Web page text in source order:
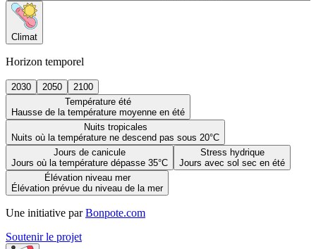
Climat
Horizon temporel
2030 2050
2100
Température été
Hausse de la température moyenne en été
Nuits tropicales
Nuits où la température ne descend pas sous 20°C
Jours de canicule
Jours où la température dépasse 35°C
Stress hydrique
Jours avec sol sec en été
Élévation niveau mer
Élévation prévue du niveau de la mer
Une initiative par Bonpote.com
Soutenir le projet